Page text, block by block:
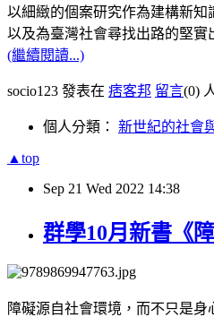
以細緻的個案研究作為建構新知
以及為臺灣社會尋找出路的堅實
(繼續閱讀...)
socio123 發表在 痞客邦 留言(0)
個人分類： 新世紀的社會
▲top
Sep 21 Wed 2022 14:38
群學10月新書《
障礙源自社會環境，而不只是身